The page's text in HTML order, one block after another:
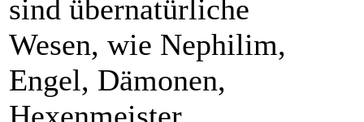
sind übernatürliche
Wesen, wie Nephilim,
Engel, Dämonen,